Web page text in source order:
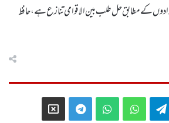
کے مطابق حل طلب بین الاقوامی تنازع ہے، حافظ
Telegram
WhatsApp
WhatsApp
Telegram
X